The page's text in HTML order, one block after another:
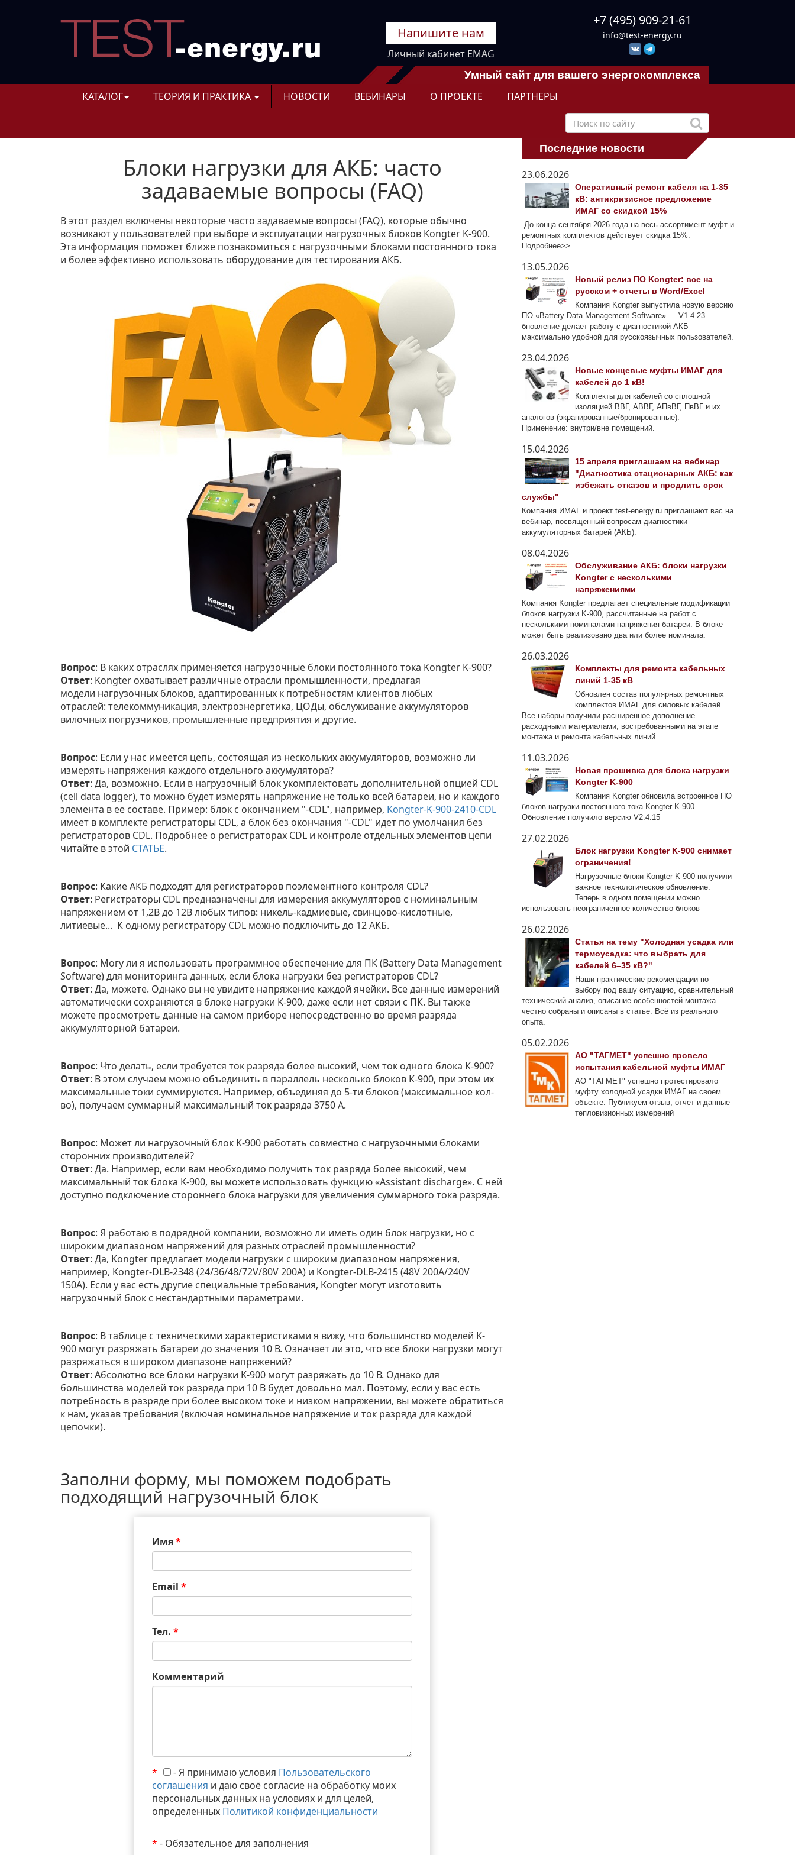
Напишите нам
Личный кабинет EMAG
+7 (495) 909-21-61
info@test-energy.ru
Умный сайт для вашего энергокомплекса
КАТАЛОГ ТЕОРИЯ И ПРАКТИКА НОВОСТИ ВЕБИНАРЫ О ПРОЕКТЕ ПАРТНЕРЫ
Блоки нагрузки для АКБ: часто
задаваемые вопросы (FAQ)
В этот раздел включены некоторые часто задаваемые вопросы (FAQ), которые обычно
возникают у пользователей при выборе и эксплуатации нагрузочных блоков Kongter K-900.
Эта информация поможет ближе познакомиться с нагрузочными блоками постоянного тока
и более эффективно использовать оборудование для тестирования АКБ.
Вопрос: В каких отраслях применяется нагрузочные блоки постоянного тока Kongter K-900?
Ответ: Kongter охватывает различные отрасли промышленности, предлагая
модели нагрузочных блоков, адаптированных к потребностям клиентов любых
отраслей: телекоммуникация, электроэнергетика, ЦОДы, обслуживание аккумуляторов
вилочных погрузчиков, промышленные предприятия и другие.
Вопрос: Если у нас имеется цепь, состоящая из нескольких аккумуляторов, возможно ли
измерять напряжения каждого отдельного аккумулятора?
Ответ: Да, возможно. Если в нагрузочный блок укомплектовать дополнительной опцией CDL
(cell data logger), то можно будет измерять напряжение не только всей батареи, но и каждого
элемента в ее составе. Пример: блок с окончанием "-CDL", например, Kongter-K-900-2410-CDL
имеет в комплекте регистраторы CDL, а блок без окончания "-CDL" идет по умолчания без
регистраторов CDL. Подробнее о регистраторах CDL и контроле отдельных элементов цепи
читайте в этой СТАТЬЕ.
Вопрос: Какие АКБ подходят для регистраторов поэлементного контроля CDL?
Ответ: Регистраторы CDL предназначены для измерения аккумуляторов с номинальным
напряжением от 1,2В до 12В любых типов: никель-кадмиевые, свинцово-кислотные,
литиевые... К одному регистратору CDL можно подключить до 12 АКБ.
Вопрос: Могу ли я использовать программное обеспечение для ПК (Battery Data Management
Software) для мониторинга данных, если блока нагрузки без регистраторов CDL?
Ответ: Да, можете. Однако вы не увидите напряжение каждой ячейки. Все данные измерений
автоматически сохраняются в блоке нагрузки K-900, даже если нет связи с ПК. Вы также
можете просмотреть данные на самом приборе непосредственно во время разряда
аккумуляторной батареи.
Вопрос: Что делать, если требуется ток разряда более высокий, чем ток одного блока K-900?
Ответ: В этом случаем можно объединить в параллель несколько блоков K-900, при этом их
максимальные токи суммируются. Например, объединяя до 5-ти блоков (максимальное кол-
во), получаем суммарный максимальный ток разряда 3750 А.
Вопрос: Может ли нагрузочный блок K-900 работать совместно с нагрузочными блоками
сторонних производителей?
Ответ: Да. Например, если вам необходимо получить ток разряда более высокий, чем
максимальный ток блока K-900, вы можете использовать функцию «Assistant discharge». С ней
доступно подключение стороннего блока нагрузки для увеличения суммарного тока разряда.
Вопрос: Я работаю в подрядной компании, возможно ли иметь один блок нагрузки, но с
широким диапазоном напряжений для разных отраслей промышленности?
Ответ: Да, Kongter предлагает модели нагрузки с широким диапазоном напряжения,
например, Kongter-DLB-2348 (24/36/48/72V/80V 200A) и Kongter-DLB-2415 (48V 200A/240V
150A). Если у вас есть другие специальные требования, Kongter могут изготовить
нагрузочный блок с нестандартными параметрами.
Вопрос: В таблице с техническими характеристиками я вижу, что большинство моделей K-
900 могут разряжать батареи до значения 10 В. Означает ли это, что все блоки нагрузки могут
разряжаться в широком диапазоне напряжений?
Ответ: Абсолютно все блоки нагрузки K-900 могут разряжать до 10 В. Однако для
большинства моделей ток разряда при 10 В будет довольно мал. Поэтому, если у вас есть
потребность в разряде при более высоком токе и низком напряжении, вы можете обратиться
к нам, указав требования (включая номинальное напряжение и ток разряда для каждой
цепочки).
Заполни форму, мы поможем подобрать
подходящий нагрузочный блок
Имя*
Email *
Тел. *
Комментарий
* - Я принимаю условия Пользовательского
соглашения и даю своё согласие на обработку моих
персональных данных на условиях и для целей,
определенных Политикой конфиденциальности
* - Обязательное для заполнения
Последние новости
23.06.2026
Оперативный ремонт кабеля на 1-35
кВ: антикризисное предложение
ИМАГ со скидкой 15%
До конца сентября 2026 года на весь ассортимент муфт и
ремонтных комплектов действует скидка 15%.
Подробнее>>
13.05.2026
Новый релиз ПО Kongter: все на
русском + отчеты в Word/Excel
Компания Kongter выпустила новую версию
ПО «Battery Data Management Software» — V1.4.23.
бновление делает работу с диагностикой АКБ
максимально удобной для русскоязычных пользователей.
23.04.2026
Новые концевые муфты ИМАГ для
кабелей до 1 кВ!
Комплекты для кабелей со сплошной
изоляцией ВВГ, АВВГ, АПвВГ, ПвВГ и их
аналогов (экранированные/бронированные).
Применение: внутри/вне помещений.
15.04.2026
15 апреля приглашаем на вебинар
"Диагностика стационарных АКБ: как
избежать отказов и продлить срок
службы"
Компания ИМАГ и проект test-energy.ru приглашают вас на
вебинар, посвященный вопросам диагностики
аккумуляторных батарей (АКБ).
08.04.2026
Обслуживание АКБ: блоки нагрузки
Kongter с несколькими
напряжениями
Компания Kongter предлагает специальные модификации
блоков нагрузки K-900, рассчитанные на работ с
несколькими номиналами напряжения батареи. В блоке
может быть реализовано два или более номинала.
26.03.2026
Комплекты для ремонта кабельных
линий 1-35 кВ
Обновлен состав популярных ремонтных
комплектов ИМАГ для силовых кабелей.
Все наборы получили расширенное дополнение
расходными материалами, востребованными на этапе
монтажа и ремонта кабельных линий.
11.03.2026
Новая прошивка для блока нагрузки
Kongter K-900
Компания Kongter обновила встроенное ПО
блоков нагрузки постоянного тока Kongter K-900.
Обновление получило версию V2.4.15
27.02.2026
Блок нагрузки Kongter K-900 снимает
ограничения!
Нагрузочные блоки Kongter K-900 получили
важное технологическое обновление.
Теперь в одном помещении можно
использовать неограниченное количество блоков
26.02.2026
Статья на тему "Холодная усадка или
термоусадка: что выбрать для
кабелей 6–35 кВ?"
Наши практические рекомендации по
выбору под вашу ситуацию, сравнительный
технический анализ, описание особенностей монтажа —
честно собраны и описаны в статье. Всё из реального
опыта.
05.02.2026
АО "ТАГМЕТ" успешно провело
испытания кабельной муфты ИМАГ
АО "ТАГМЕТ" успешно протестировало
муфту холодной усадки ИМАГ на своем
объекте. Публикуем отзыв, отчет и данные
тепловизионных измерений